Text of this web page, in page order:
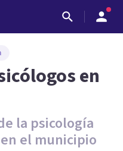
en
la psicología
el municipio